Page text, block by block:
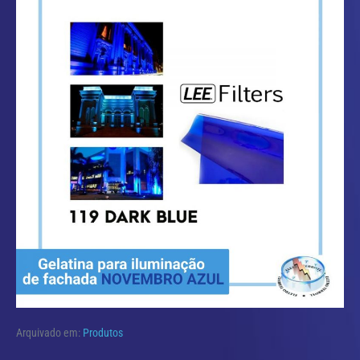
Arquivado em: Produtos